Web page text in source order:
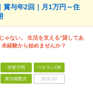
賞与年2回｜月1万円～住
ゃない。 生活を支える"貸してあ
経験から始めませんか？
学歴不問 ベテランOK
賞与複数月 面接1回